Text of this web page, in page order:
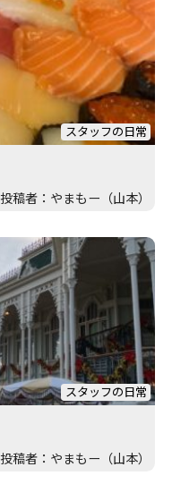
スタッフの日常
投稿者：やまもー（山本）
スタッフの日常
投稿者：やまもー（山本）